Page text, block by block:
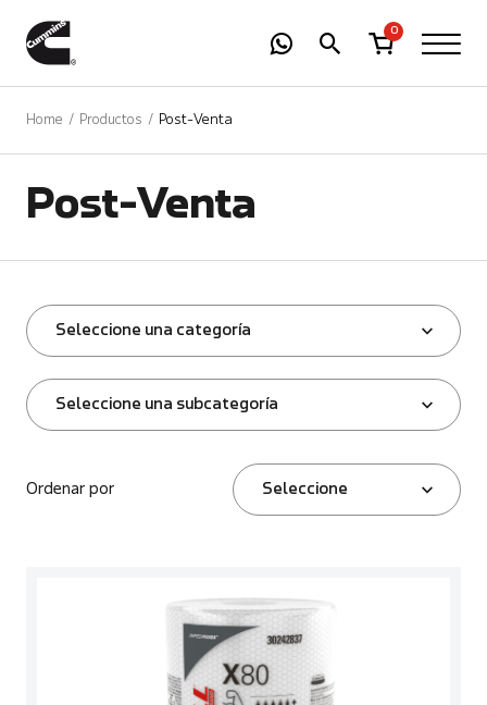
0
Home Productos Post-Venta
Post-Venta
Seleccione una categoría
Seleccione una subcategoría
Ordenar por Seleccione